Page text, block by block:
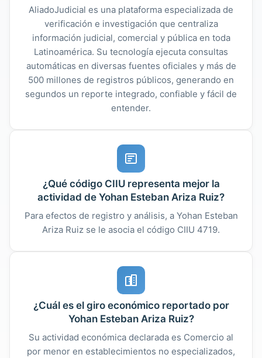
AliadoJudicial es una plataforma especializada de
verificación e investigación que centraliza
información judicial, comercial y pública en toda
Latinoamérica. Su tecnología ejecuta consultas
automáticas en diversas fuentes oficiales y más de
500 millones de registros públicos, generando en
segundos un reporte integrado, confiable y fácil de
entender.
¿Qué código CIIU representa mejor la
actividad de Yohan Esteban Ariza Ruiz?
Para efectos de registro y análisis, a Yohan Esteban
Ariza Ruiz se le asocia el código CIIU 4719.
¿Cuál es el giro económico reportado por
Yohan Esteban Ariza Ruiz?
Su actividad económica declarada es Comercio al
por menor en establecimientos no especializados,